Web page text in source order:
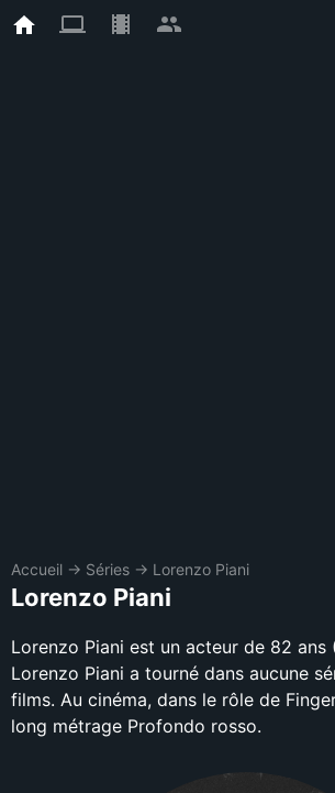
Accueil → Séries → Lorenzo Piani
Lorenzo Piani
Lorenzo Piani est un acteur de 82 ans
Lorenzo Piani a tourné dans aucune
films. Au cinéma, dans le rôle de
long métrage Profondo rosso.